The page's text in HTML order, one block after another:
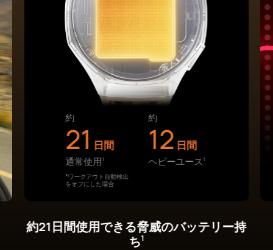
あなたの健康を、心臓から読み解く。心
電図機能